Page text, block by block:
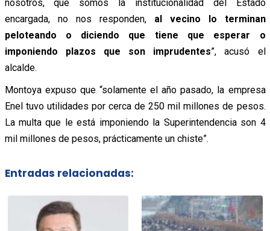
nosotros, que somos la institucionalidad del Estado
encargada, no nos responden, al vecino lo terminan
peloteando o diciendo que tiene que esperar o
imponiendo plazos que son imprudentes”, acusó el
alcalde.
Montoya expuso que “solamente el año pasado, la empresa
Enel tuvo utilidades por cerca de 250 mil millones de pesos.
La multa que le está imponiendo la Superintendencia son 4
mil millones de pesos, prácticamente un chiste”.
Entradas relacionadas: